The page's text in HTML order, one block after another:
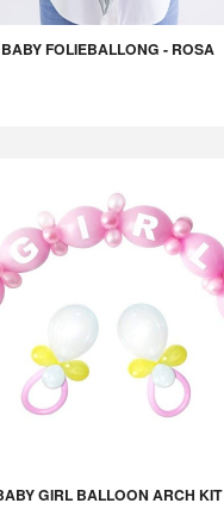
BABY FOLIEBALLONG - ROSA
GIRL BALLOON ARCH KIT